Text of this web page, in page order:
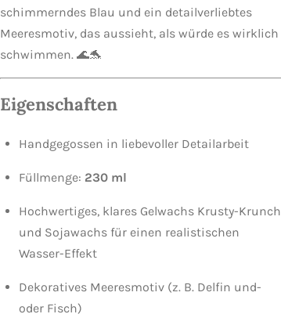
schimmerndes Blau und ein detailverliebtes
Meeresmotiv, das aussieht, als würde es wirklich
schwimmen. 🌊🐬
Eigenschaften
Handgegossen in liebevoller Detailarbeit
Füllmenge: 230 ml
Hochwertiges, klares Gelwachs Krusty-Krunch
und Sojawachs für einen realistischen
Wasser-Effekt
Dekoratives Meeresmotiv (z. B. Delfin und-
oder Fisch)